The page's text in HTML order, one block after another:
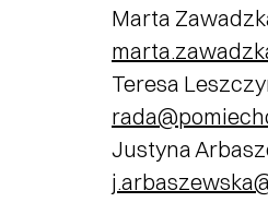
Marta
Teresa
Justyna